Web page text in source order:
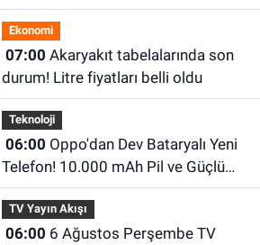
İnegöl Hava Durumu
Ekonomi
07:00
durum! Litre fiyatları belli oldu
Teknoloji
06:00
Telefon! 10.000 mAh Pil ve Güçlü
Donanımıyla Dikkat Çekiyor
TV Yayın Akışı
06:00